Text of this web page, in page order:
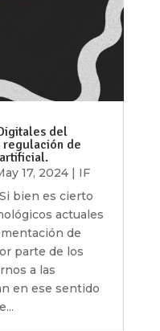
del
regulación de
17, 2024| IF
bien es cierto
actuales
de
parte de los
a las
en ese sentido